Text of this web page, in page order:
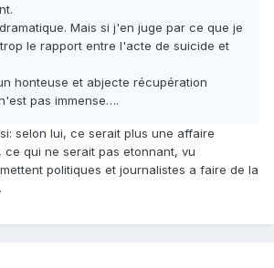
Mais si j'en juge par ce que je
le rapport entre l'acte de suicide et
honteuse et abjecte récupération
pas immense….
selon lui, ce serait plus une affaire
qui ne serait pas etonnant, vu
politiques et journalistes a faire de la